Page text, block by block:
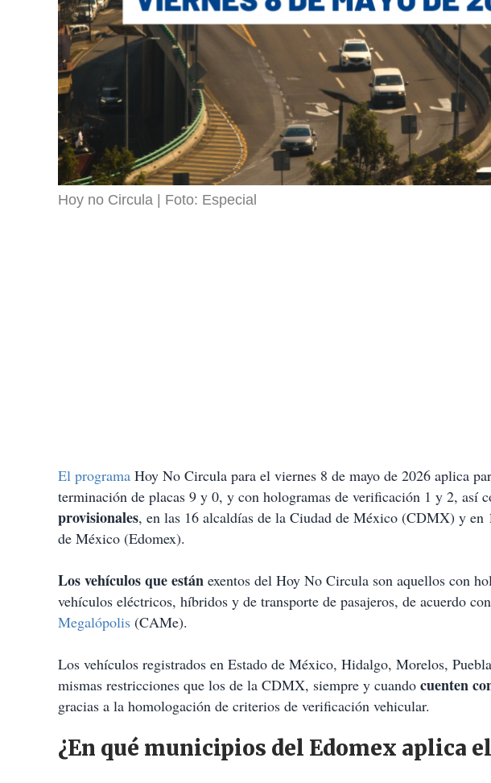
Hoy no Circula Foto: Especial
El programa Hoy No Circula para el viernes 8 de mayo de 2026 aplica
terminación de placas 9 y 0, y con hologramas de verificación 1 y 2, así
provisionales, en las 16 alcaldías de la Ciudad de México (CDMX) y en
de México (Edomex).
Los vehículos que están exentos del Hoy No Circula son aquellos con
vehículos eléctricos, híbridos y de transporte de pasajeros, de acuerdo
Megalópolis (CAMe).
Los vehículos registrados en Estado de México, Hidalgo, Morelos,
mismas restricciones que los de la CDMX, siempre y cuando cuenten
gracias a la homologación de criterios de verificación vehicular.
¿En qué municipios del Edomex aplica